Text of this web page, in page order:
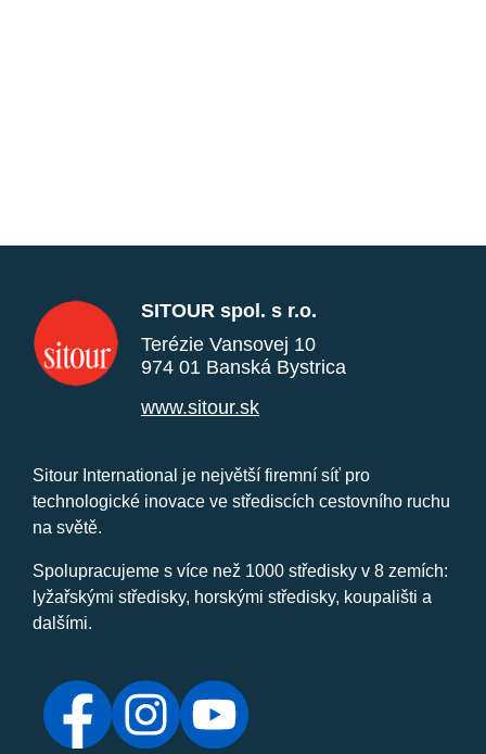
SITOUR spol. s r.o.
Terézie Vansovej 10
974 01 Banská Bystrica
www.sitour.sk
Sitour International je největší firemní síť pro
technologické inovace ve střediscích cestovního ruchu
na světě.
Spolupracujeme s více než 1000 středisky v 8 zemích:
lyžařskými středisky, horskými středisky, koupališti a
dalšími.